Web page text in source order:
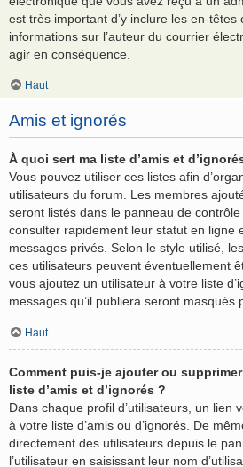
est très important d’y inclure les en-têtes
informations sur l’auteur du courrier
agir en conséquence.
Haut
Amis et ignorés
À quoi sert ma liste d’amis et
Vous pouvez utiliser ces listes afin
utilisateurs du forum. Les membres
seront listés dans le panneau de contrôle
consulter rapidement leur statut en ligne
messages privés. Selon le style utilisé,
ces utilisateurs peuvent éventuellement
vous ajoutez un utilisateur à votre liste
messages qu’il publiera seront masqués
Haut
Comment puis-je ajouter ou
liste d’amis et d’ignorés ?
Dans chaque profil d’utilisateurs, un lien
à votre liste d’amis ou d’ignorés. De
directement des utilisateurs depuis le
l’utilisateur en saisissant leur nom